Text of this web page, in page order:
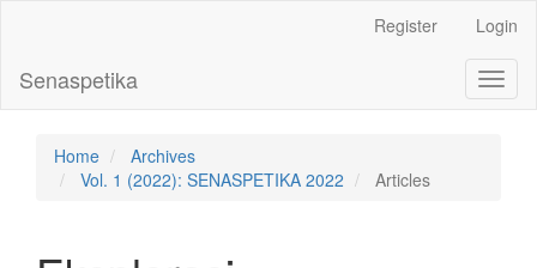
Content
Sidebar
Register Login
Senaspetika
Home
Archives
Vol. 1 (2022): SENASPETIKA 2022
Articles